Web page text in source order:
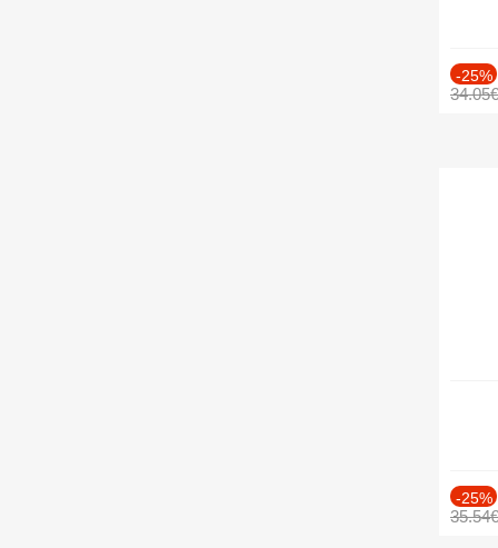
-25%
34.05€
-25%
35.54€